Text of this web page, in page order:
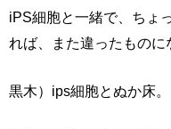
iPS細胞と一緒で、ちょ
れば、また違ったものに
黒木）ips細胞とぬか床。